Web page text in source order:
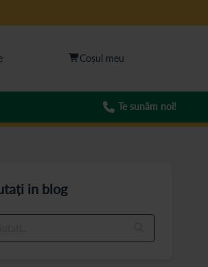
Te sunăm noi!
in blog